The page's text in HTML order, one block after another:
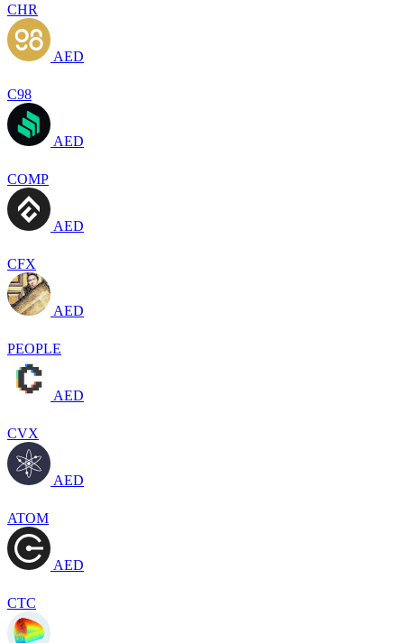
CHR
AED
C98
AED
COMP
AED
CFX
AED
PEOPLE
AED
CVX
AED
ATOM
AED
CTC